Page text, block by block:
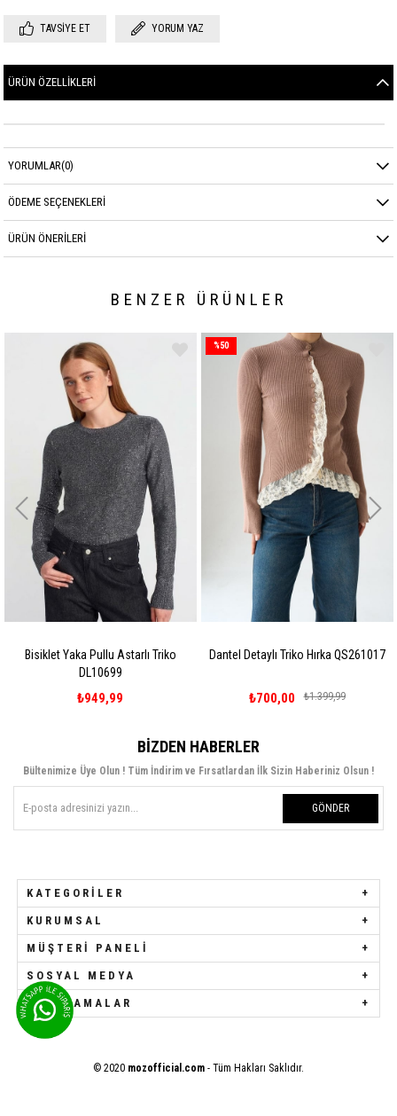
TAVSIYE ET YORUM YAZ
ÜRÜN ÖZELLIKLERI
YORUMLAR(0)
ÖDEME SEÇENEKLERI
ÜRÜN ÖNERILERI
BENZER ÜRÜNLER
Bisiklet Yaka Pullu Astarlı Triko
DL10699
₺949,99
Dantel Detaylı Triko Hırka QS261017
₺700,00 ₺1.399,99
%50
BIZDEN HABERLER
Bültenimize Üye Olun ! Tüm İndirim ve Fırsatlardan İlk Sizin Haberiniz Olsun !
GÖNDER
KATEGORILER
KURUMSAL
MÜŞTERI PANELI
SOSYAL MEDYA
UYGULAMALAR
© 2020 mozofficial.com - Tüm Hakları Saklıdır.